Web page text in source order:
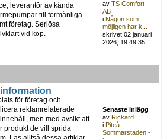
leverantör av kända
till förmånliga
företag. Seriösa
vid köp.
avTS Comfort
AB
iNågon som
möjligen har k...
skrivet 02 januari
2026, 19:49:35
för företag och
reklamrelaterade
men med avsikt att
produkt de vill sprida
Senaste inlägg
avRickard
iPiteå -
Sommarstaden -